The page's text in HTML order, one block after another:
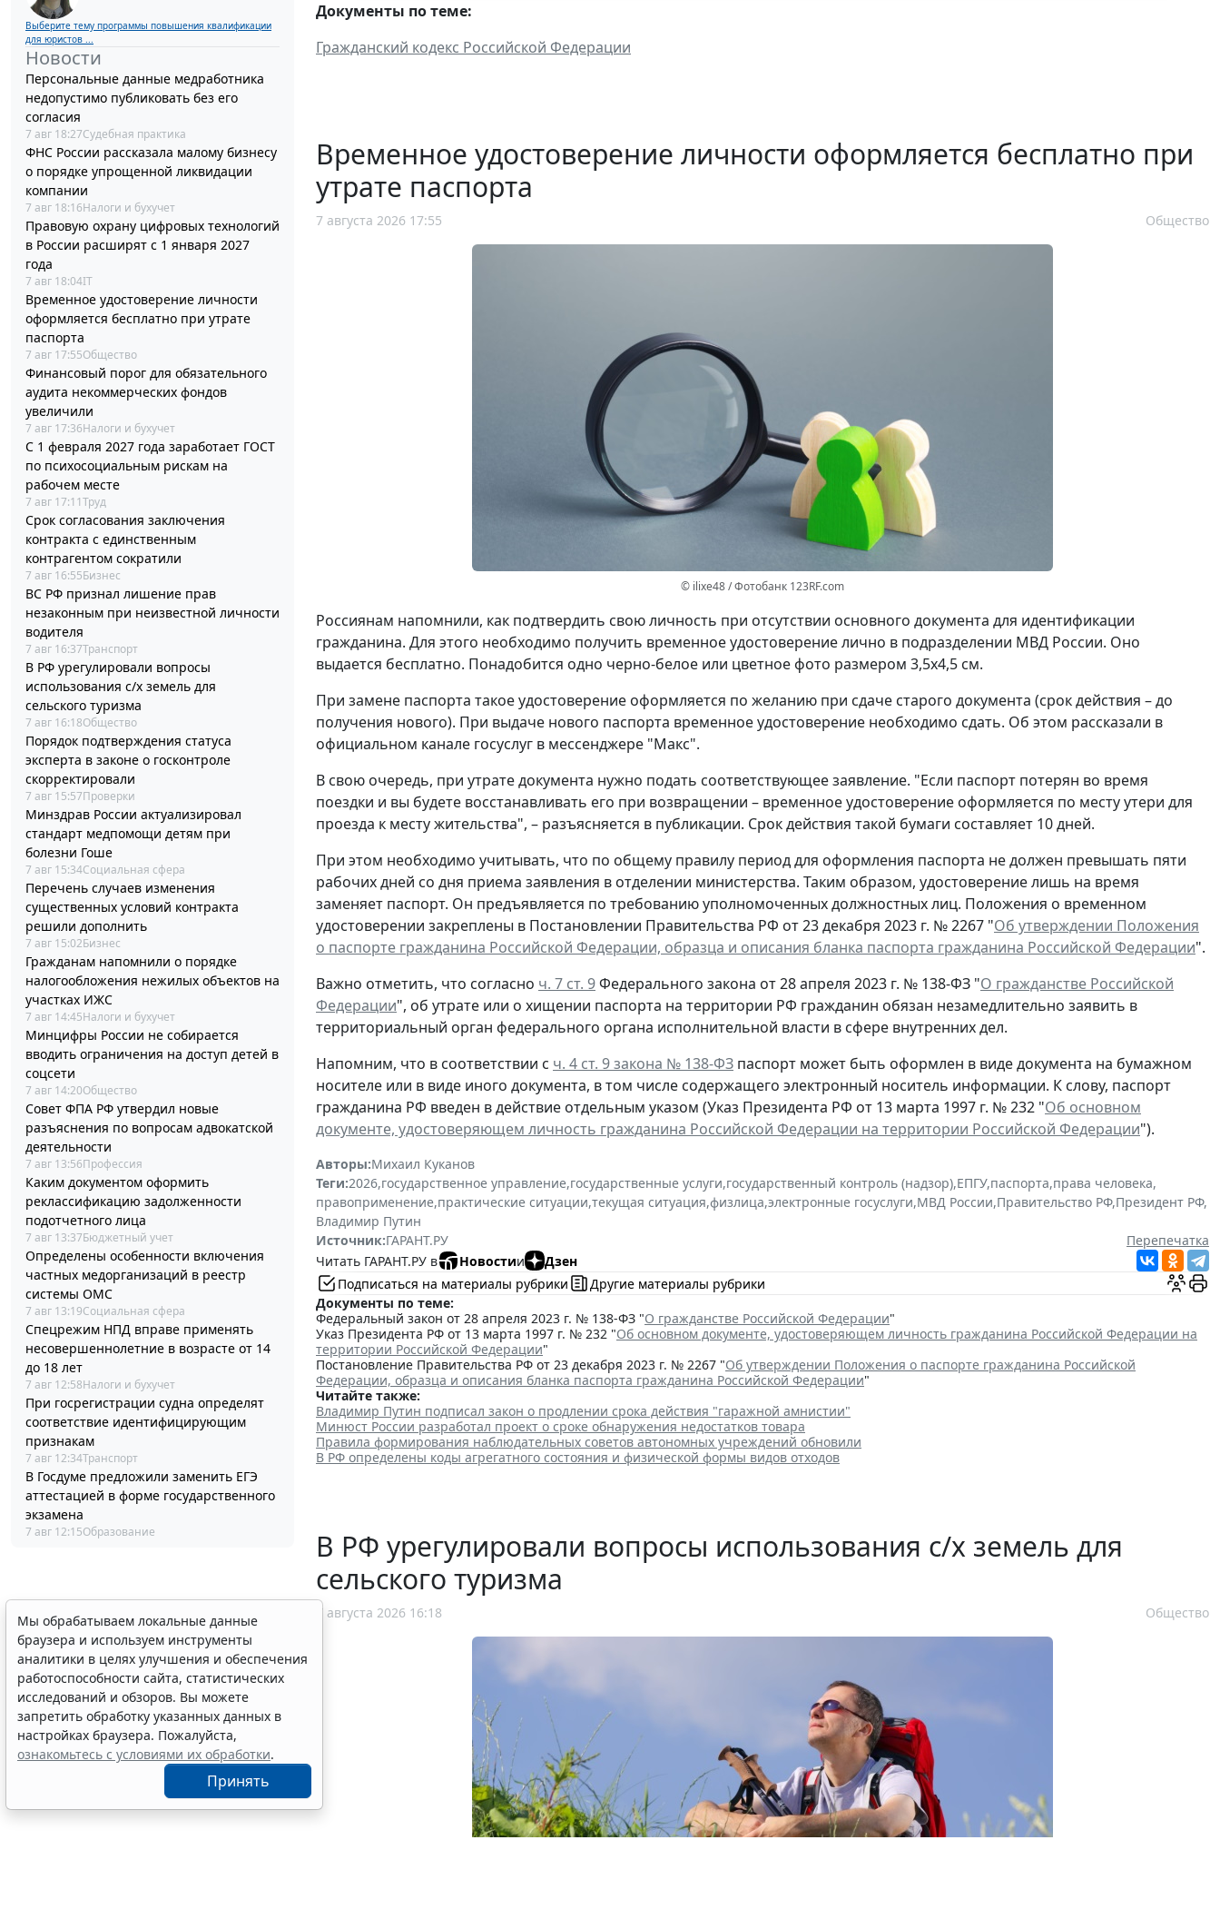
Выберите тему программы повышения квалификации
для юристов ...
Новости
Персональные данные медработника
недопустимо публиковать без его
согласия
7 авг 18:27Судебная практика
ФНС России рассказала малому бизнесу
о порядке упрощенной ликвидации
компании
7 авг 18:16Налоги и бухучет
Правовую охрану цифровых технологий
в России расширят с 1 января 2027
года
7 авг 18:04IT
Временное удостоверение личности
оформляется бесплатно при утрате
паспорта
7 авг 17:55Общество
Финансовый порог для обязательного
аудита некоммерческих фондов
увеличили
7 авг 17:36Налоги и бухучет
С 1 февраля 2027 года заработает ГОСТ
по психосоциальным рискам на
рабочем месте
7 авг 17:11Труд
Срок согласования заключения
контракта с единственным
контрагентом сократили
7 авг 16:55Бизнес
ВС РФ признал лишение прав
незаконным при неизвестной личности
водителя
7 авг 16:37Транспорт
В РФ урегулировали вопросы
использования с/х земель для
сельского туризма
7 авг 16:18Общество
Порядок подтверждения статуса
эксперта в законе о госконтроле
скорректировали
7 авг 15:57Проверки
Минздрав России актуализировал
стандарт медпомощи детям при
болезни Гоше
7 авг 15:34Социальная сфера
Перечень случаев изменения
существенных условий контракта
решили дополнить
7 авг 15:02Бизнес
Гражданам напомнили о порядке
налогообложения нежилых объектов на
участках ИЖС
7 авг 14:45Налоги и бухучет
Минцифры России не собирается
вводить ограничения на доступ детей в
соцсети
7 авг 14:20Общество
Совет ФПА РФ утвердил новые
разъяснения по вопросам адвокатской
деятельности
7 авг 13:56Профессия
Каким документом оформить
реклассификацию задолженности
подотчетного лица
7 авг 13:37Бюджетный учет
Определены особенности включения
частных медорганизаций в реестр
системы ОМС
7 авг 13:19Социальная сфера
Спецрежим НПД вправе применять
несовершеннолетние в возрасте от 14
до 18 лет
7 авг 12:58Налоги и бухучет
При госрегистрации судна определят
соответствие идентифицирующим
признакам
7 авг 12:34Транспорт
В Госдуме предложили заменить ЕГЭ
аттестацией в форме государственного
экзамена
7 авг 12:15Образование
Документы по теме:
Гражданский кодекс Российской Федерации
Временное удостоверение личности оформляется бесплатно при
утрате паспорта
7 августа 2026 17:55 Общество
© ilixe48 / Фотобанк 123RF.com
Россиянам напомнили, как подтвердить свою личность при отсутствии основного документа для идентификации
гражданина. Для этого необходимо получить временное удостоверение лично в подразделении МВД России. Оно
выдается бесплатно. Понадобится одно черно-белое или цветное фото размером 3,5x4,5 см.
При замене паспорта такое удостоверение оформляется по желанию при сдаче старого документа (срок действия – до
получения нового). При выдаче нового паспорта временное удостоверение необходимо сдать. Об этом рассказали в
официальном канале госуслуг в мессенджере "Макс".
В свою очередь, при утрате документа нужно подать соответствующее заявление. "Если паспорт потерян во время
поездки и вы будете восстанавливать его при возвращении – временное удостоверение оформляется по месту утери для
проезда к месту жительства", – разъясняется в публикации. Срок действия такой бумаги составляет 10 дней.
При этом необходимо учитывать, что по общему правилу период для оформления паспорта не должен превышать пяти
рабочих дней со дня приема заявления в отделении министерства. Таким образом, удостоверение лишь на время
заменяет паспорт. Он предъявляется по требованию уполномоченных должностных лиц. Положения о временном
удостоверении закреплены в Постановлении Правительства РФ от 23 декабря 2023 г. № 2267 "Об утверждении Положения
о паспорте гражданина Российской Федерации, образца и описания бланка паспорта гражданина Российской Федерации".
Важно отметить, что согласно ч. 7 ст. 9Федерального закона от 28 апреля 2023 г. № 138-ФЗ "О гражданстве Российской
Федерации", об утрате или о хищении паспорта на территории РФ гражданин обязан незамедлительно заявить в
территориальный орган федерального органа исполнительной власти в сфере внутренних дел.
Напомним, что в соответствии с ч. 4 ст. 9 закона № 138-ФЗ паспорт может быть оформлен в виде документа на бумажном
носителе или в виде иного документа, в том числе содержащего электронный носитель информации. К слову, паспорт
гражданина РФ введен в действие отдельным указом (Указ Президента РФ от 13 марта 1997 г. № 232 "Об основном
документе, удостоверяющем личность гражданина Российской Федерации на территории Российской Федерации").
Авторы:Михаил Куканов
Теги:2026,государственное управление,государственные услуги,государственный контроль (надзор),ЕПГУ,паспорта,права человека,
правоприменение,практические ситуации,текущая ситуация,физлица,электронные госуслуги,МВД России,Правительство РФ,Президент РФ,
Владимир Путин
Источник:ГАРАНТ.РУ
Перепечатка
Читать ГАРАНТ.РУ в
Новостии
Дзен
Подписаться на материалы рубрики
Другие материалы рубрики
Документы по теме:
Федеральный закон от 28 апреля 2023 г. № 138-ФЗ "О гражданстве Российской Федерации"
Указ Президента РФ от 13 марта 1997 г. № 232 "Об основном документе, удостоверяющем личность гражданина Российской Федерации на
территории Российской Федерации"
Постановление Правительства РФ от 23 декабря 2023 г. № 2267 "Об утверждении Положения о паспорте гражданина Российской
Федерации, образца и описания бланка паспорта гражданина Российской Федерации"
Читайте также:
Владимир Путин подписал закон о продлении срока действия "гаражной амнистии"
Минюст России разработал проект о сроке обнаружения недостатков товара
Правила формирования наблюдательных советов автономных учреждений обновили
В РФ определены коды агрегатного состояния и физической формы видов отходов
В РФ урегулировали вопросы использования с/х земель для
сельского туризма
7 августа 2026 16:18 Общество
Мы обрабатываем локальные данные
браузера и используем инструменты
аналитики в целях улучшения и обеспечения
работоспособности сайта, статистических
исследований и обзоров. Вы можете
запретить обработку указанных данных в
настройках браузера. Пожалуйста,
ознакомьтесь с условиями их обработки.
Принять